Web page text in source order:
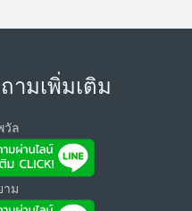
ามเพิ่มเติม
วัล
าม